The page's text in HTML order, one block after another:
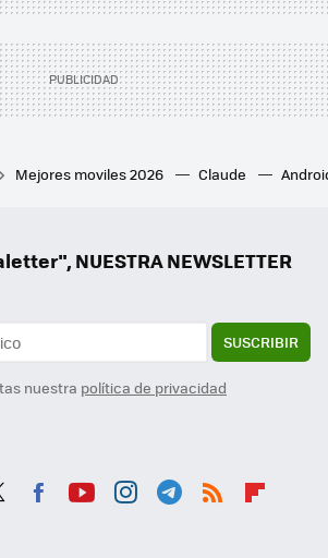
Mejores moviles 2026 Claude
NUESTRA NEWSLETTER
SUSCRIBIR
nuestra política de privacidad